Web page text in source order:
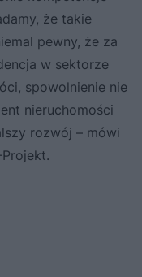
że takie
pewny, że za
w sektorze
spowolnienie nie
nieruchomości
rozwój – mówi
Projekt.